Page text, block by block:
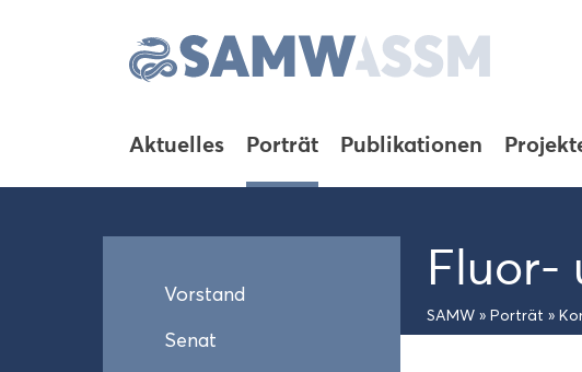
Ak­tu­el­les Por­trät
Vor­stand
Senat
Pu­bli­ka­tio­nen
Fluor-​
SAMW » Por­trät »